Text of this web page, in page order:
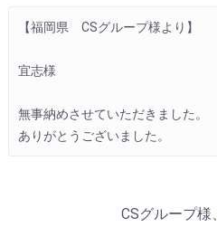
【福岡県　CSグループ様より】
宜志様
無事納めさせていただきました。
ありがとうございました。
CSグループ様